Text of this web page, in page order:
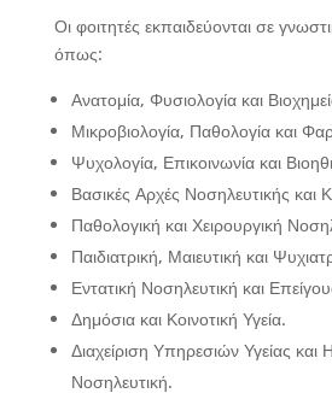
Οι φοιτητές εκπαιδεύονται σε
όπως:
Ανατομία, Φυσιολογία και
Μικροβιολογία, Παθολογία και
Ψυχολογία, Επικοινωνία και
Βασικές Αρχές Νοσηλευτικής και
Παθολογική και Χειρουργική
Παιδιατρική, Μαιευτική και
Εντατική Νοσηλευτική και
Δημόσια και Κοινοτική Υγεία.
Διαχείριση Υπηρεσιών Υγείας και
Νοσηλευτική.